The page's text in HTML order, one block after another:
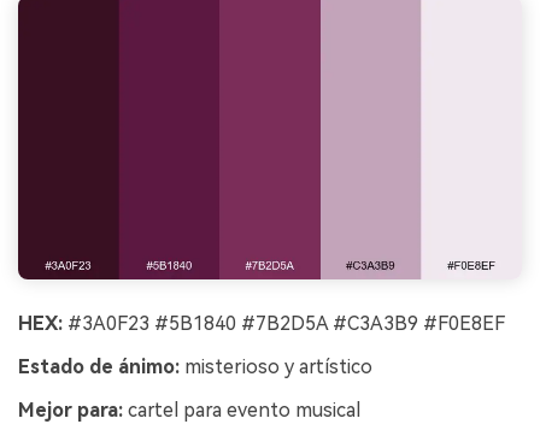
HEX: #3A0F23 #5B1840 #7B2D5A #C3A3B9 #F0E8EF
Estado de ánimo: misterioso y artístico
Mejor para: cartel para evento musical